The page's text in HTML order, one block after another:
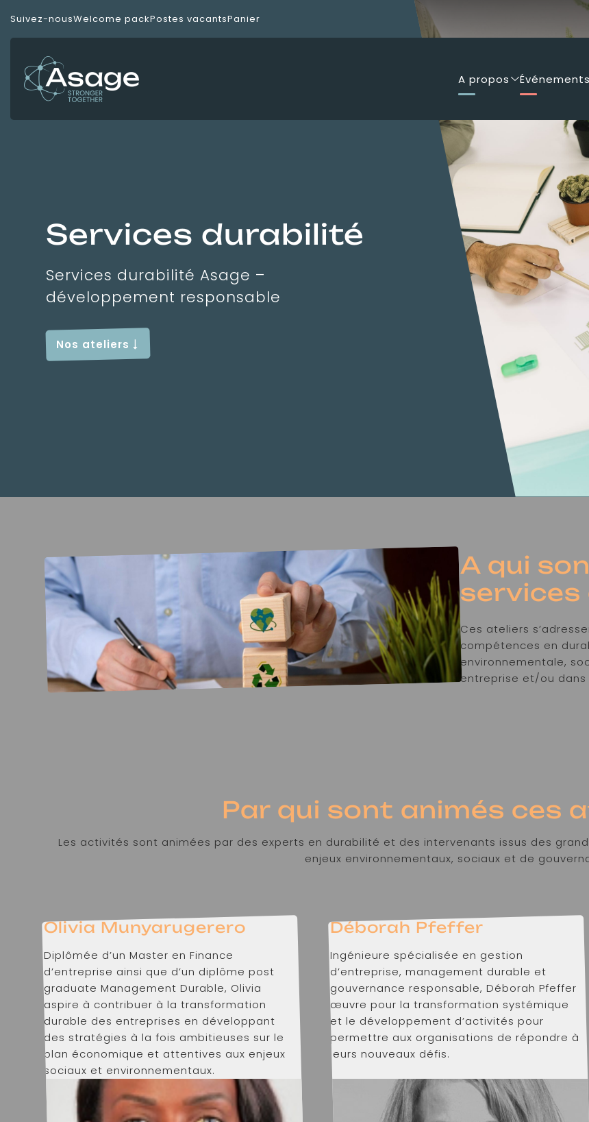
Suivez-nousWelcome packPostes vacantsPanier
A propos Événements
Services durabilité
Services durabilité Asage –
développement responsable
Nos ateliers
A qui
services
Ces ateliers
compétences en
environnementale,
entreprise et/ou
Par qui sont animés ces
Les activités sont animées par des experts en durabilité et des intervenants issus des
enjeux environnementaux, sociaux et de
Olivia Munyarugerero
Diplômée d’un Master en Finance
d’entreprise ainsi que d’un diplôme post
graduate Management Durable, Olivia
aspire à contribuer à la transformation
durable des entreprises en développant
des stratégies à la fois ambitieuses sur le
plan économique et attentives aux enjeux
sociaux et environnementaux.
Déborah Pfeffer
Ingénieure spécialisée en gestion
d’entreprise, management durable et
gouvernance responsable, Déborah Pfeffer
œuvre pour la transformation systémique
et le développement d’activités pour
permettre aux organisations de répondre à
leurs nouveaux défis.